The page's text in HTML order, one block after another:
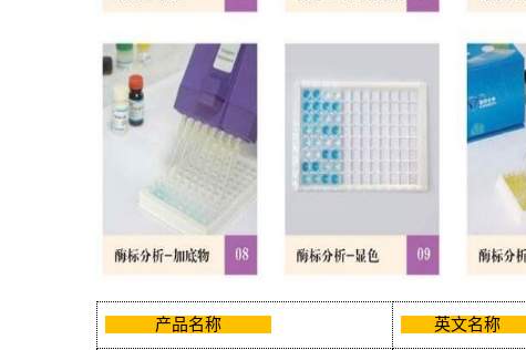
产品名称 英文名称